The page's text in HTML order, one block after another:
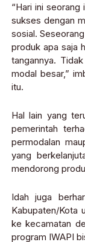
“Hari ini
sukses dengan
sosial.
produk apa saja
tangannya.
modal besar,”
itu.
Hal lain yang
pemerintah
permodalan
yang
mendorong
Idah juga
Kabupaten/Kota
ke kecamatan
program IWAPI